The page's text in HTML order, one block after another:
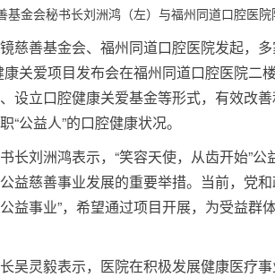
基金会秘书长刘洲鸿（左）与福州同道口腔医
慈善基金会、福州同道口腔医院发起，
康关爱项目发布会在福州同道口腔医院二
设立口腔健康关爱基金等形式，有效改
“公益人”的口腔健康状况。
长刘洲鸿表示，“笑容天使，从齿开始”
益慈善事业发展的重要举措。当前，党
益事业”，希望通过项目开展，为受益群
吴灵毅表示，医院在积极发展健康医疗事